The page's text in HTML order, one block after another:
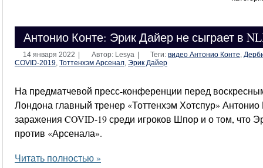
Антонио Конте: Эрик Дайер не сыграет в
14 января 2022 Автор: Lesya Теги: видео Антонио Конте,
COVID-2019, Тоттенхэм Арсенал, Эрик Дайер
На предматчевой пресс-конференции перед
Лондона главный тренер «Тоттенхэм Хотспур»
заражения COVID-19 среди игроков Шпор и о том, что
против «Арсенала».
Читать полностью »